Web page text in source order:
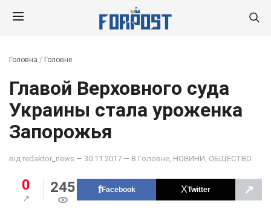
Головна / Головне
Главой Верховного суда
Украины стала уроженка
Запорожья
від redaktor_news — 30.11.2017 — В Головне НОВИНИ ОБЩЕСТВО
0 245 Facebook Twitter ↗